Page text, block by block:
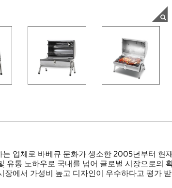
업체로 바베큐 문화가 생소한 2005년부터
유통 노하우로 국내를 넘어 글로벌 시장으로
장에서 가성비 높고 디자인이 우수하다고 평가